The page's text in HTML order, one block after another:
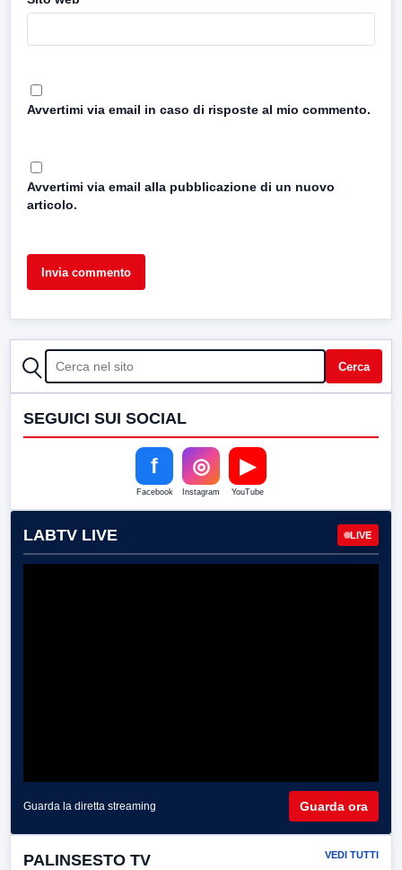
Avvertimi via email in caso di risposte al mio commento.
Avvertimi via email alla pubblicazione di un nuovo
articolo.
CERCA Cerca
SEGUICI SUI SOCIAL
f
Facebook
◎
Instagram
▶
YouTube
LABTV LIVE LIVE
Guarda la diretta streaming Guarda ora
PALINSESTO TV VEDI TUTTI